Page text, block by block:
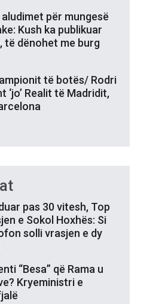
për mungesë
Kush ka publikuar
dënohet me burg
të botës/ Rodri
Realit të Madridit,
pas 30 vitesh, Top
e Sokol Hoxhës: Si
solli vrasjen e dy
“Besa” që Rama u
Kryeministri e